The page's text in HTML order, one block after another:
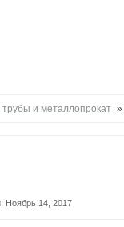
и металлопрокат »
Ноябрь 14, 2017